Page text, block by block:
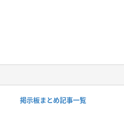
掲示板まとめ記事一覧